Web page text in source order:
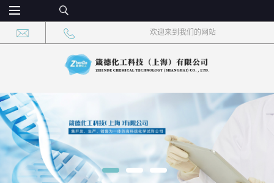
欢迎来到我们的网站